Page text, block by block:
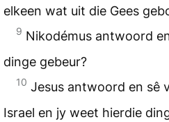
elkeen wat uit die Gees
9 Nikodémus antwoord
dinge gebeur?
10 Jesus antwoord en sê
Israel en jy weet hierdie